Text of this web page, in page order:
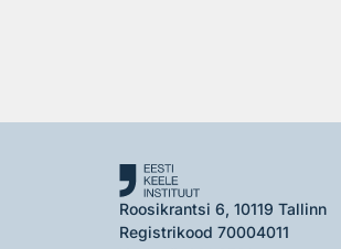
Roosikrantsi 6, 10119 Tallinn
Registrikood 70004011